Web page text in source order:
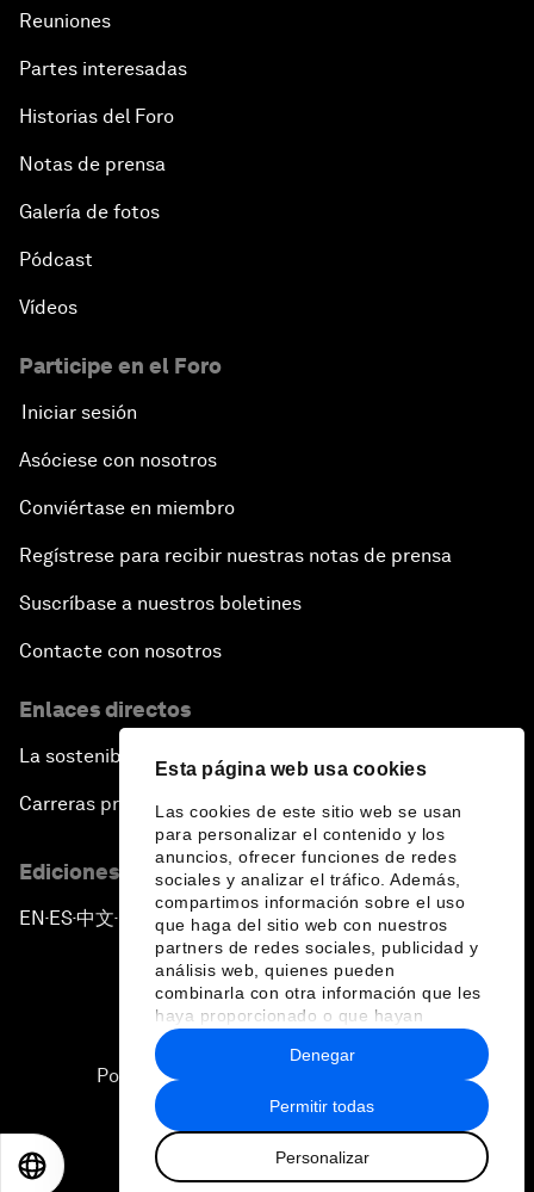
Esta página web usa cookies
Las cookies de este sitio web se usan
para personalizar el contenido y los
anuncios, ofrecer funciones de redes
sociales y analizar el tráfico. Además,
compartimos información sobre el uso
que haga del sitio web con nuestros
partners de redes sociales, publicidad y
análisis web, quienes pueden
combinarla con otra información que les
haya proporcionado o que hayan
recopilado a partir del uso que haya
hecho de sus servicios.
Permitir todas
Personalizar
Denegar
Reuniones
Partes interesadas
Historias del Foro
Notas de prensa
Galería de fotos
Pódcast
Vídeos
Participe en el Foro
Iniciar sesión
Asóciese con nosotros
Conviértase en miembro
Regístrese para recibir nuestras notas de prensa
Suscríbase a nuestros boletines
Contacte con nosotros
Enlaces directos
La sostenibilidad en el Foro
Carreras profesionales
Ediciones en otros idiomas
EN ▪ES▪中文▪ 日本語
Política de privacidad y normas de uso
Sitemap
2026 Foro Económico Mundial